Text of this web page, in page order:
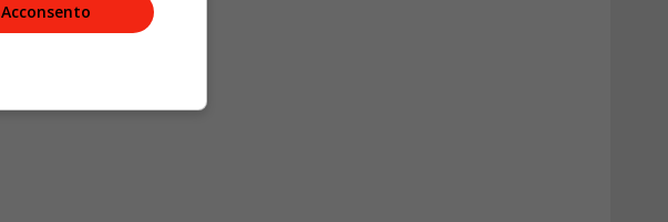
Acconsento